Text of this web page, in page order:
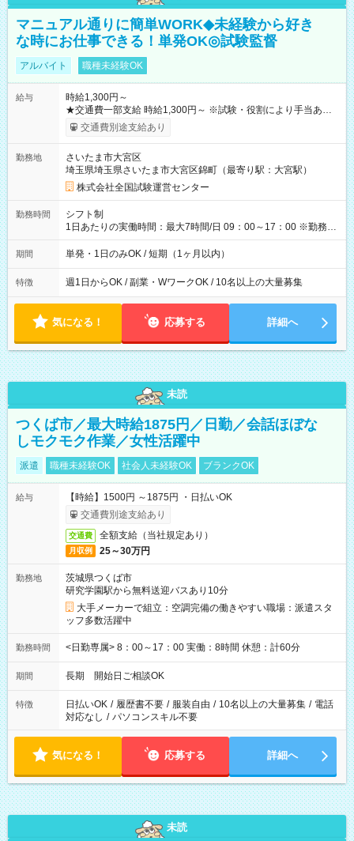
マニュアル通りに簡単WORK◆未経験から好き
な時にお仕事できる！単発OK◎試験監督
アルバイト 職種未経験OK
給与
時給1,300円～
★交通費一部支給 時給1,300円～ ※試験・役割により手当あり
※勤務回数により昇給あり 【即給（前払い）オプションあ
り！】 希望される場合、勤務から1週間ほどで給与の一部を受け
例】 ・河合塾模擬試験 8:30～17:30（休憩1時間） 時給1,300円
×8時間＝日収10,400円＋交通費 ※当日の役割により時給＋100
円の場合あり ・国家試験 7:00～13:30（休憩なし） 時給1,300
円（役割手当＋100円）×6時間＝日収8,400円＋交通費 【試用期
間】試用期間なし
交通費別途支給あり
勤務地
さいたま市大宮区
埼玉県埼玉県さいたま市大宮区錦町（最寄り駅：大宮駅）
株式会社全国試験運営センター
勤務時間
シフト制
1日あたりの実働時間：最大7時間/日 09：00～17：00 ※勤務時
間は 試験により異なります。
期間 単発・1日のみOK / 短期（1ヶ月以内）
特徴 週1日からOK / 副業・WワークOK / 10名以上の大量募集
気になる！ 応募する 詳細へ
未読
つくば市／最大時給1875円／日勤／会話ほぼな
しモクモク作業／女性活躍中
派遣 職種未経験OK 社会人未経験OK ブランクOK
給与
【時給】1500円 ～1875円 ・日払いOK
交通費別途支給あり
交通費 全額支給（当社規定あり）
月収例 25～30万円
勤務地
茨城県つくば市
研究学園駅から無料送迎バスあり10分
大手メーカーで組立：空調完備の働きやすい職場：派遣スタ
ッフ多数活躍中
勤務時間 <日勤専属> 8：00～17：00 実働：8時間 休憩：計60分
期間 長期 開始日ご相談OK
特徴 日払いOK / 履歴書不要 / 服装自由 / 10名以上の大量募集 / 電話
対応なし / パソコンスキル不要
気になる！ 応募する 詳細へ
未読